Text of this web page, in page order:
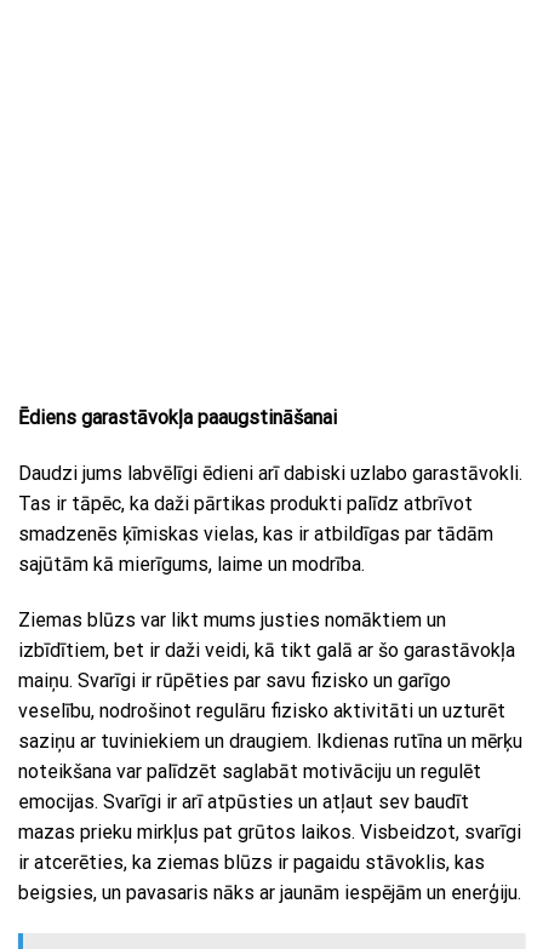
Ēdiens garastāvokļa paaugstināšanai
Daudzi jums labvēlīgi ēdieni arī dabiski uzlabo garastāvokli.
Tas ir tāpēc, ka daži pārtikas produkti palīdz atbrīvot
smadzenēs ķīmiskas vielas, kas ir atbildīgas par tādām
sajūtām kā mierīgums, laime un modrība.
Ziemas blūzs var likt mums justies nomāktiem un
izbīdītiem, bet ir daži veidi, kā tikt galā ar šo garastāvokļa
maiņu. Svarīgi ir rūpēties par savu fizisko un garīgo
veselību, nodrošinot regulāru fizisko aktivitāti un uzturēt
saziņu ar tuviniekiem un draugiem. Ikdienas rutīna un mērķu
noteikšana var palīdzēt saglabāt motivāciju un regulēt
emocijas. Svarīgi ir arī atpūsties un atļaut sev baudīt
mazas prieku mirkļus pat grūtos laikos. Visbeidzot, svarīgi
ir atcerēties, ka ziemas blūzs ir pagaidu stāvoklis, kas
beigsies, un pavasaris nāks ar jaunām iespējām un enerģiju.